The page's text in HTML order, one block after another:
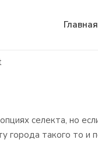
Главная
селекта, но
города такого то и